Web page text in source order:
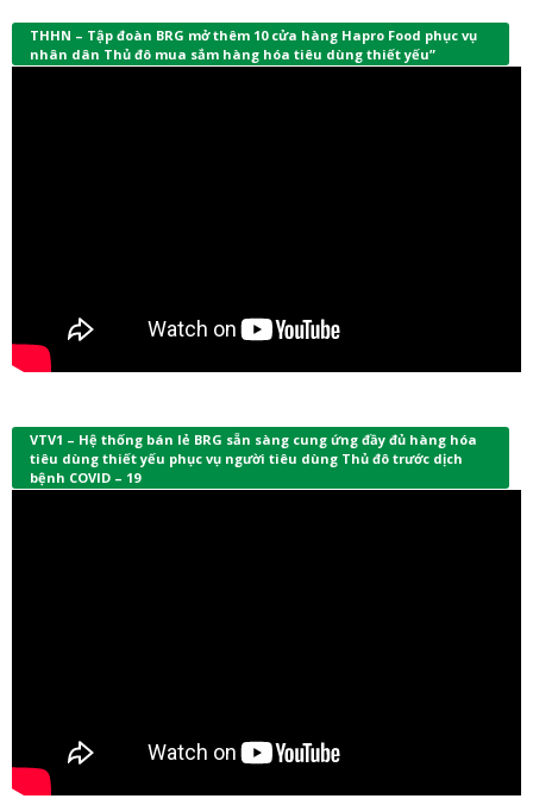
THHN – Tập đoàn BRG mở thêm 10 cửa hàng Hapro Food phục vụ
nhân dân Thủ đô mua sắm hàng hóa tiêu dùng thiết yếu”
VTV1 – Hệ thống bán lẻ BRG sẵn sàng cung ứng đầy đủ hàng hóa
tiêu dùng thiết yếu phục vụ người tiêu dùng Thủ đô trước dịch
bệnh COVID – 19